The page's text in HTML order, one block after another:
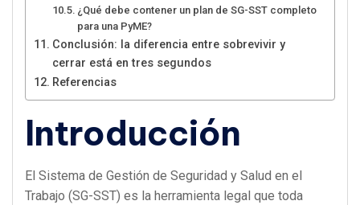
¿Qué debe contener un plan de SG-SST completo
para una PyME?
Conclusión: la diferencia entre sobrevivir y
cerrar está en tres segundos
Referencias
Introducción
El Sistema de Gestión de Seguridad y Salud en el
Trabajo (SG-SST) es la herramienta legal que toda